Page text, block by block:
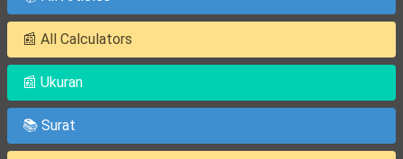
📰 All Calculators
📰 Ukuran
📚 Surat